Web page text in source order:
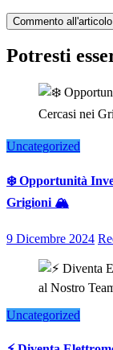
Potresti
Uncategorized
❄️ Opportunità
Grigioni 🏔️
9 Dicembre 2024
Uncategorized